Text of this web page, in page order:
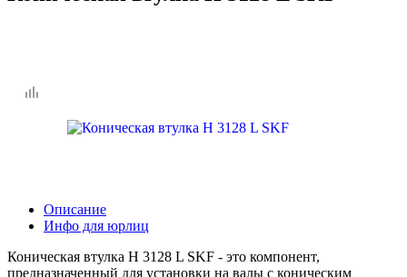
Описание
Инфо для юрлиц
Коническая втулка H 3128 L SKF - это компонент,
предназначенный для установки на валы с коническим